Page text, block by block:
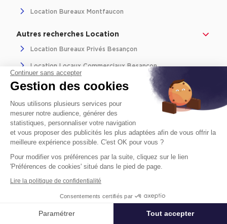
Affiner ma recherche
Location Bureaux Montfaucon
Autres recherches Location
Location Bureaux Privés Besançon
Location Locaux Commerciaux Besançon
Location Terrains Besançon
Location Locaux Activité Besançon
Location Salles De Réunion Besançon
Location Coworking Besançon
Continuer sans accepter
Gestion des cookies
Nous utilisons plusieurs services pour
mesurer notre audience, générer des
statistiques, personnaliser votre navigation
et vous proposer des publicités les plus adaptées afin de vous offrir la
meilleure expérience possible. C'est OK pour vous ?
Pour modifier vos préférences par la suite, cliquez sur le lien
'Préférences de cookies' situé dans le pied de page.
Lire la politique de confidentialité
Consentements certifiés par
Paramétrer Tout accepter